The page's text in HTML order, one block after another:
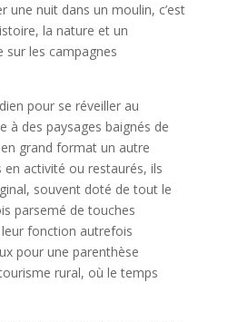
une nuit dans un moulin, c’est
la nature et un
sur les campagnes
pour se réveiller au
à des paysages baignés de
grand format un autre
activité ou restaurés, ils
souvent doté de tout le
parsemé de touches
fonction autrefois
pour une parenthèse
rural, où le temps